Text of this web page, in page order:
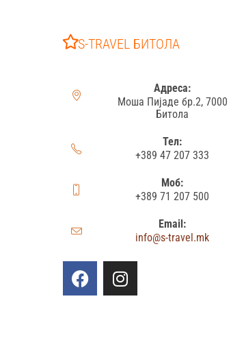
S-TRAVEL БИТОЛА
Адреса:
Моша Пијаде бр.2, 7000
Битола
Тел:
+389 47 207 333
Моб:
+389 71 207 500
Email:
info@s-travel.mk